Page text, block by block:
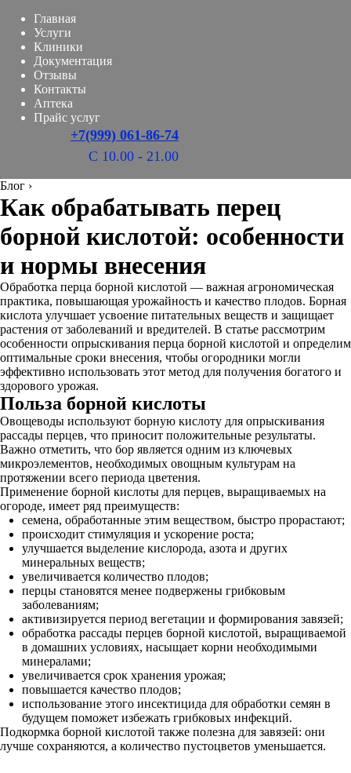
Главная
Услуги
Клиники
Документация
Отзывы
Контакты
Аптека
Прайс услуг
+7(999) 061-86-74
С 10.00 - 21.00
Блог ›
Как обрабатывать перец
борной кислотой: особенности
и нормы внесения
Обработка перца борной кислотой — важная агрономическая
практика, повышающая урожайность и качество плодов. Борная
кислота улучшает усвоение питательных веществ и защищает
растения от заболеваний и вредителей. В статье рассмотрим
особенности опрыскивания перца борной кислотой и определим
оптимальные сроки внесения, чтобы огородники могли
эффективно использовать этот метод для получения богатого и
здорового урожая.
Польза борной кислоты
Овощеводы используют борную кислоту для опрыскивания
рассады перцев, что приносит положительные результаты.
Важно отметить, что бор является одним из ключевых
микроэлементов, необходимых овощным культурам на
протяжении всего периода цветения.
Применение борной кислоты для перцев, выращиваемых на
огороде, имеет ряд преимуществ:
семена, обработанные этим веществом, быстро прорастают;
происходит стимуляция и ускорение роста;
улучшается выделение кислорода, азота и других
минеральных веществ;
увеличивается количество плодов;
перцы становятся менее подвержены грибковым
заболеваниям;
активизируется период вегетации и формирования завязей;
обработка рассады перцев борной кислотой, выращиваемой
в домашних условиях, насыщает корни необходимыми
минералами;
увеличивается срок хранения урожая;
повышается качество плодов;
использование этого инсектицида для обработки семян в
будущем поможет избежать грибковых инфекций.
Подкормка борной кислотой также полезна для завязей: они
лучше сохраняются, а количество пустоцветов уменьшается.